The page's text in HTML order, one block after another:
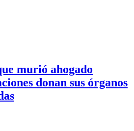
murió ahogado
donan sus órganos